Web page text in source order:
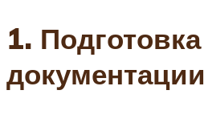
1. Подготовка
документации